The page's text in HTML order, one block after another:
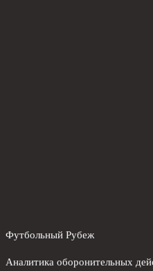
Футбольный Рубеж
Аналитика оборонительных